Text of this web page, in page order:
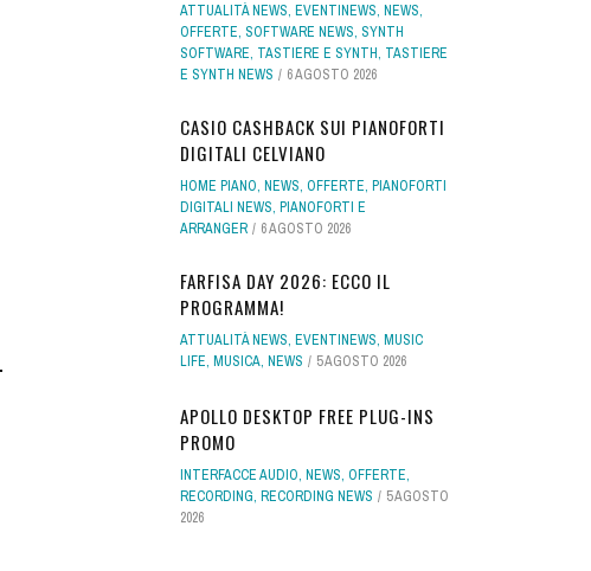
ATTUALITÀ NEWS, EVENTINEWS, NEWS,
OFFERTE, SOFTWARE NEWS, SYNTH
SOFTWARE, TASTIERE E SYNTH, TASTIERE
E SYNTH NEWS
6 AGOSTO 2026
CASIO CASHBACK SUI PIANOFORTI
DIGITALI CELVIANO
HOME PIANO, NEWS, OFFERTE, PIANOFORTI
DIGITALI NEWS, PIANOFORTI E
ARRANGER
6 AGOSTO 2026
FARFISA DAY 2026: ECCO IL
PROGRAMMA!
ATTUALITÀ NEWS, EVENTINEWS, MUSIC
LIFE, MUSICA, NEWS 5 AGOSTO 2026
APOLLO DESKTOP FREE PLUG-INS
PROMO
INTERFACCE AUDIO, NEWS, OFFERTE,
RECORDING, RECORDING NEWS
5 AGOSTO
2026